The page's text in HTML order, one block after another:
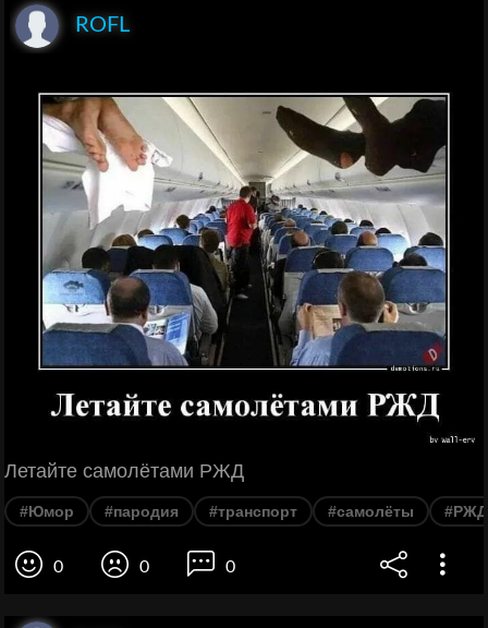
ROFL
Летайте самолётами РЖД
#Юмор #пародия #транспорт #самолёты #РЖД
0 0 0